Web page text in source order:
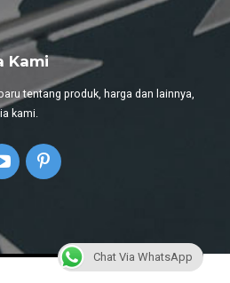
Kami
tentang produk, harga dan lainnya,
kami.
Chat Via WhatsApp